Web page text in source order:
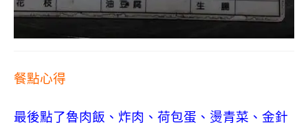
餐點心得
最後點了魯肉飯、炸肉、荷包蛋、燙青菜、金針